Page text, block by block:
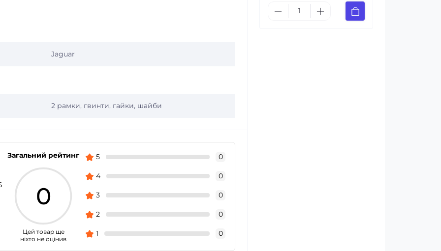
Jaguar
2 рамки, гвинти, гайки, шайби
Загальний рейтинг
0
Цей товар ще
ніхто не оцінив
5 0
4 0
3 0
2 0
1 0